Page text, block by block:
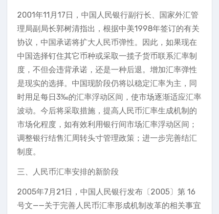
2001年11月17日，中国人民银行副行长、国家外汇管
理局副局长郭树清指出，根据中美1998年签订的有关
协议，中国承诺将扩大人民币弹性。因此，如果现在
中国选择钉住其它币种或采取一揽子货币联系汇率制
度，不但会违背承诺，还是一种后退。增加汇率弹性
是现实的选择。中国现阶段仍将以稳定汇率为主，同
时用足每日3‰的汇率浮动区间，使市场逐渐适应汇率
波动。今后将采取措施，提高人民币汇率生成机制的
市场化程度，如有效利用银行间市场汇率浮动区间；
调整银行结售汇周转头寸管理政策；进一步完善结汇
制度。
三、人民币汇率安排的新阶段
2005年7月21日，中国人民银行发布〔2005〕第 16
号文——关于完善人民币汇率形成机制改革的相关事宜